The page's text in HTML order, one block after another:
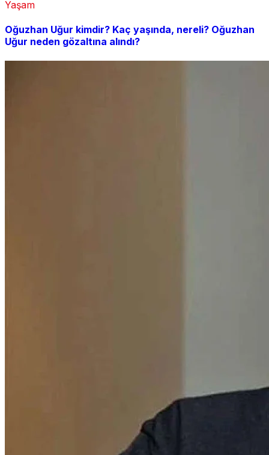
Yaşam
Oğuzhan Uğur kimdir? Kaç yaşında, nereli? Oğuzhan
Uğur neden gözaltına alındı?